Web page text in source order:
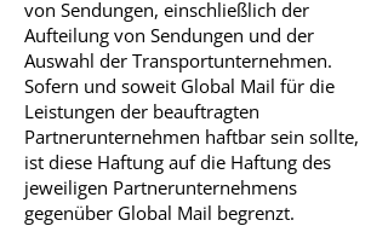
von Sendungen, einschließlich der
Aufteilung von Sendungen und der
Auswahl der Transportunternehmen.
Sofern und soweit Global Mail für die
Leistungen der beauftragten
Partnerunternehmen haftbar sein sollte,
ist diese Haftung auf die Haftung des
jeweiligen Partnerunternehmens
gegenüber Global Mail begrenzt.